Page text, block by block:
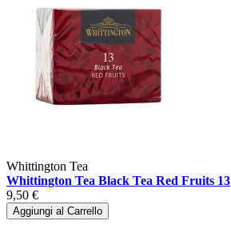
Whittington Tea
Whittington Tea Black Tea Red Fruits 13
9,50 €
Aggiungi al Carrello